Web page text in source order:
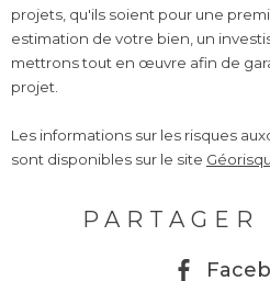
projets, qu'ils soient pour une
estimation de votre bien, un
mettrons tout en œuvre afin de
projet.
Les informations sur les risques
sont disponibles sur le site